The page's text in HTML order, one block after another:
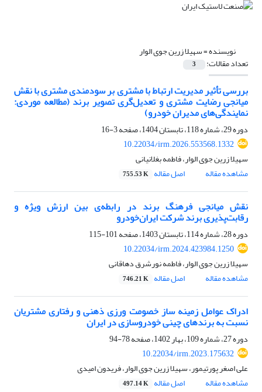
نویسنده =سهیلا زرین جوی الوار
تعداد مقالات: 3
بررسی تأثیر مدیریت ارتباط با مشتری بر سودمندی مشتری با نقش
میانجی رضایت مشتری و تعدیل‌گری تصویر برند (مطالعه موردی:
نمایندگی‌های مدیران خودرو)
دوره 29، شماره 118، تابستان 1404، صفحه
3-16
10.22034/irm.2026.553568.1332
سهیلا زرین جوی الوار، فاطمه بغلانیانی
مشاهده مقاله
اصل مقاله 755.53 K
نقش میانجی فرهنگ برند در رابطه‌ی بین ارزش ویژه و
رقابت‌پذیری برند شرکت ایران‌خودرو
دوره 28، شماره 114، تابستان 1403، صفحه
101-115
10.22034/irm.2024.423984.1250
سهیلا زرین جوی الوار، فاطمه نورشرق دهاقانی
مشاهده مقاله
اصل مقاله 746.21 K
ادراک عوامل زمینه ساز خصومت ورزی ذهنی و رفتاری مشتریان
نسبت به برندهای چینی خودروسازی در ایران
دوره 27، شماره 109، بهار 1402، صفحه
78-94
10.22034/irm.2023.175632
علی اصغر پورتیمور، سهیلا زرین جوی الوار، فریدون امیدی
مشاهده مقاله
اصل مقاله 497.14 K